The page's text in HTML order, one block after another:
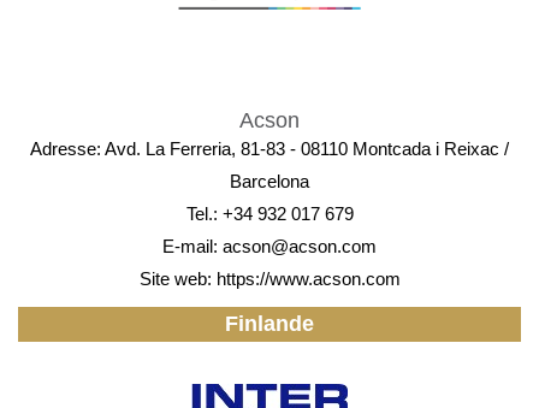
Acson
Adresse: Avd. La Ferreria, 81-83 - 08110 Montcada i Reixac /
Barcelona
Tel.: +34 932 017 679
E-mail: acson@acson.com
Site web: https://www.acson.com
Finlande